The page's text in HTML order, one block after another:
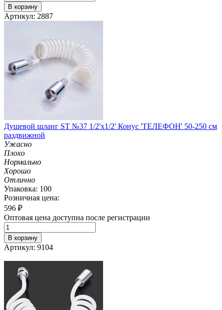
В корзину
Артикул: 2887
Душевой шланг ST №37 1/2'х1/2' Конус 'ТЕЛЕФОН' 50-250 см
раздвижной
Ужасно
Плохо
Нормально
Хорошо
Отлично
Упаковка: 100
Розничная цена:
596 ₽
Оптовая цена доступна после регистрации
В корзину
Артикул: 9104